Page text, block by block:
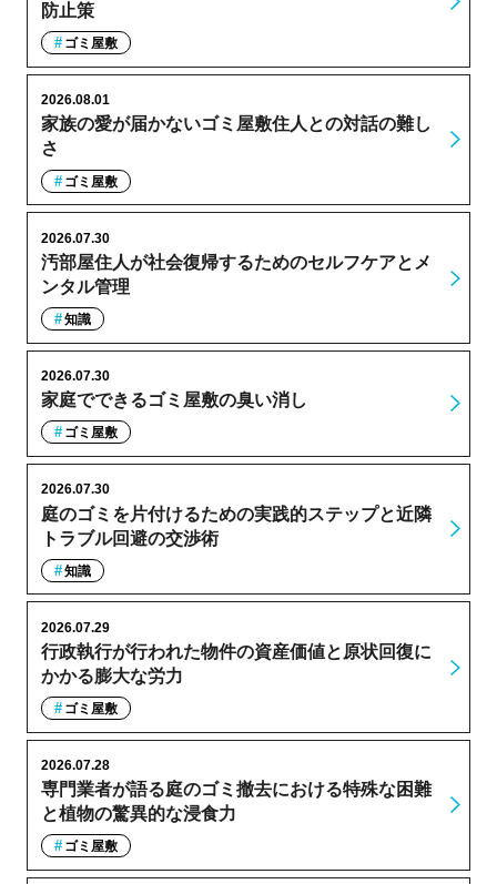
防止策
ゴミ屋敷
家族の愛が届かないゴミ屋敷住人との対話の難し
さ
2026.08.01
ゴミ屋敷
汚部屋住人が社会復帰するためのセルフケアとメ
ンタル管理
2026.07.30
知識
家庭でできるゴミ屋敷の臭い消し
2026.07.30
ゴミ屋敷
庭のゴミを片付けるための実践的ステップと近隣
トラブル回避の交渉術
2026.07.30
知識
行政執行が行われた物件の資産価値と原状回復に
かかる膨大な労力
2026.07.29
ゴミ屋敷
専門業者が語る庭のゴミ撤去における特殊な困難
と植物の驚異的な浸食力
2026.07.28
ゴミ屋敷